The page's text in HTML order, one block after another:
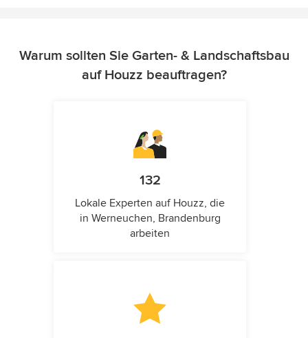
Warum sollten Sie Garten- & Landschaftsbau
auf Houzz beauftragen?
132
Lokale Experten auf Houzz, die
in Werneuchen, Brandenburg
arbeiten